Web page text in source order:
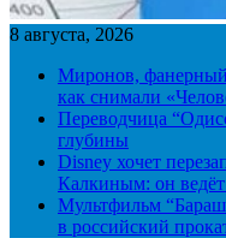
8 августа, 2026
Миронов, фанерный
как снимали
Переводчица
глубины
Disney хочет
Калкиным: он ведёт
Мультфильм
в российский